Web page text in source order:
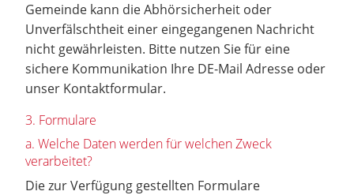
Gemeinde kann die Abhörsicherheit oder
Unverfälschtheit einer eingegangenen Nachricht
nicht gewährleisten. Bitte nutzen Sie für eine
sichere Kommunikation Ihre DE-Mail Adresse oder
unser Kontaktformular.
3. Formulare
a. Welche Daten werden für welchen Zweck
verarbeitet?
Die zur Verfügung gestellten Formulare